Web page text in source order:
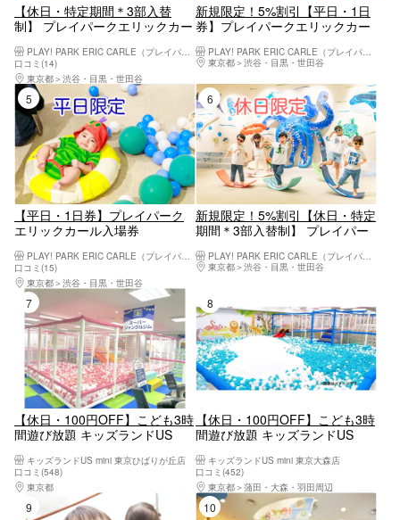
【休日・特定期間＊3部入替
制】 プレイパークエリックカー
口コミ(14)
東京都
渋谷・目黒・世田谷
新規限定！5%割引【平日・1日
券】プレイパークエリックカー
東京都
渋谷・目黒・世田谷
5位
【平日・1日券】プレイパーク
エリックカール入場券
PLAY! PARK ERIC CARLE（プレイパーク エリック・カール）
口コミ(15)
東京都
渋谷・目黒・世田谷
6位
新規限定！5%割引【休日・特定
期間＊3部入替制】 プレイパー
PLAY! PARK ERIC CARLE（プレイパーク エリック・カール）
東京都
渋谷・目黒・世田谷
7位
【休日・100円OFF】こども3時
間遊び放題 キッズランドUS
キッズランドUS mini 東京ひばりが丘店
口コミ(548)
東京都
【休日・100円OFF】こども3時
間遊び放題 キッズランドUS
キッズランドUS mini 東京大森店
口コミ(452)
東京都
蒲田・大森・羽田周辺
9位 10位